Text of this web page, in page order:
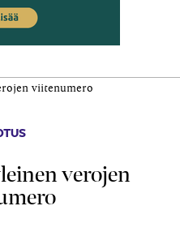
viitenumero
verojen